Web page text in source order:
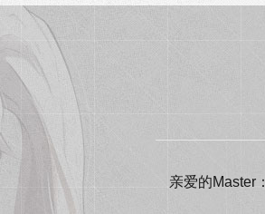
亲爱的Master：